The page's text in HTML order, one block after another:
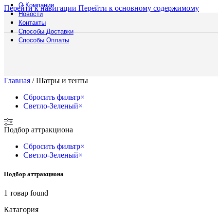
Перейти к навигации Перейти к основному содержимому
О Компании
Новости
Контакты
Способы Доставки
Способы Оплаты
Аренда
Главная / Шатры и тенты
Сбросить фильтр×
Светло-Зеленый×
Подбор аттракциона
Сбросить фильтр×
Светло-Зеленый×
Подбор аттракциона
1 товар found
Катагория